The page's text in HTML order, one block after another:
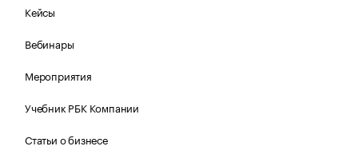
Кейсы
Вебинары
Мероприятия
Учебник РБК Компании
Статьи о бизнесе